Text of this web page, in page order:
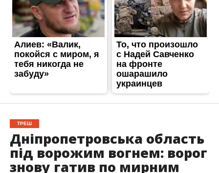
ТРЕШ
Дніпропетровська область
під ворожим вогнем: ворог
знову гатив по мирним